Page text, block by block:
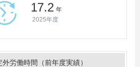
17.2 年
2025年度
外労働時間（前年度実績）